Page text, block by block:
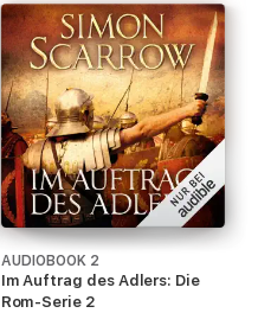
AUDIOBOOK 2
Im Auftrag des Adlers: Die
Rom-Serie 2